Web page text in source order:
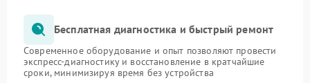
Бесплатная диагностика и быстрый ремонт
Современное оборудование и опыт позволяют провести
экспресс-диагностику и восстановление в кратчайшие
сроки, минимизируя время без устройства